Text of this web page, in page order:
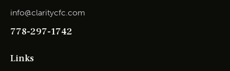
info@claritycfc.com
778-297-1742
Links